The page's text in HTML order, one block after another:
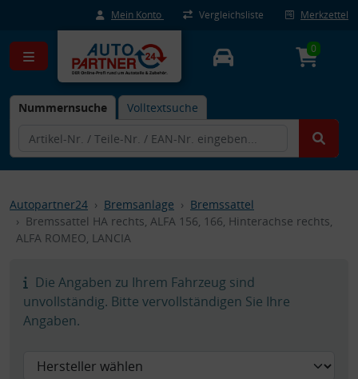
Mein Konto Vergleichsliste Merkzettel
Nummernsuche Volltextsuche
0
Autopartner24 Bremsanlage
Bremssattel
Bremssattel HA rechts, ALFA 156, 166, Hinterachse rechts,
ALFA ROMEO, LANCIA
Die Angaben zu Ihrem Fahrzeug sind
unvollständig. Bitte vervollständigen Sie Ihre
Angaben.